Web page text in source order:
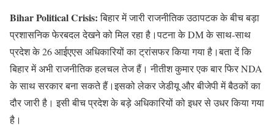
Bihar Political Crisis:बिहार में जारी राजनीतिक उठापटक के बीच बड़ा
प्रशासनिक फेरबदल देखने को मिल रहा है।पटना के DM के साथ-साथ
प्रदेश के 26 आईएएस अधिकारियों का ट्रांसफर किया गया है।बता दें कि
बिहार में अभी राजनीतिक हलचल तेज हैं। नीतीश कुमार एक बार फिर NDA
के साथ सरकार बना सकते हैं।इसको लेकर जेडीयू और बीजेपी में बैठकों का
दौर जारी है। इसी बीच प्रदेश के बड़े अधिकारियों को इधर से उधर किया गया
है।